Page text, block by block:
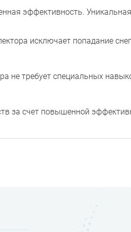
эффективность.
исключает попадание
не требует специальных
за счет повышенной